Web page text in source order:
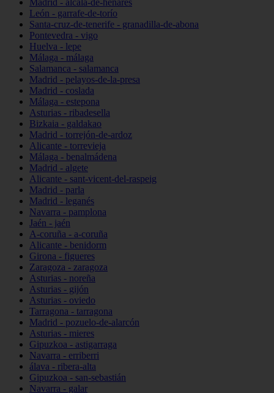
Madrid - alcalá-de-henares
León - garrafe-de-torío
Santa-cruz-de-tenerife - granadilla-de-abona
Pontevedra - vigo
Huelva - lepe
Málaga - málaga
Salamanca - salamanca
Madrid - pelayos-de-la-presa
Madrid - coslada
Málaga - estepona
Asturias - ribadesella
Bizkaia - galdakao
Madrid - torrejón-de-ardoz
Alicante - torrevieja
Málaga - benalmádena
Madrid - algete
Alicante - sant-vicent-del-raspeig
Madrid - parla
Madrid - leganés
Navarra - pamplona
Jaén - jaén
A-coruña - a-coruña
Alicante - benidorm
Girona - figueres
Zaragoza - zaragoza
Asturias - noreña
Asturias - gijón
Asturias - oviedo
Tarragona - tarragona
Madrid - pozuelo-de-alarcón
Asturias - mieres
Gipuzkoa - astigarraga
Navarra - erriberri
álava - ribera-alta
Gipuzkoa - san-sebastián
Navarra - galar